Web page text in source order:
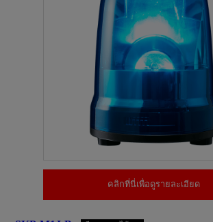
คลิกที่นี่เพื่อดูรายละเอียด